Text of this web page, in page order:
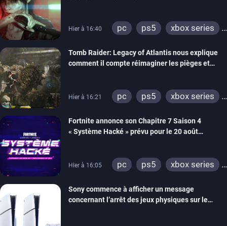
Hier à 16:40 pc ps5
xbox series
Tomb Raider: Legacy of Atlantis nous explique
comment il compte réimaginer les pièges et
Hier à 16:21 pc ps5
xbox series
Fortnite annonce son Chapitre 7 Saison 4
« Système Hacké » prévu pour le 20 août
Hier à 16:05 pc ps5
xbox series
ps4
xbox one
switch 2
Sony commence à afficher un message
concernant l’arrêt des jeux physiques sur le